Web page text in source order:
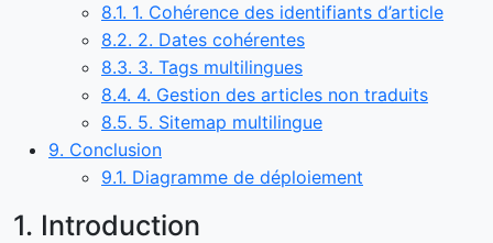
8.1. 1. Cohérence des identifiants d’article
8.2. 2. Dates cohérentes
8.3. 3. Tags multilingues
8.4. 4. Gestion des articles non traduits
8.5. 5. Sitemap multilingue
9. Conclusion
9.1. Diagramme de déploiement
1. Introduction